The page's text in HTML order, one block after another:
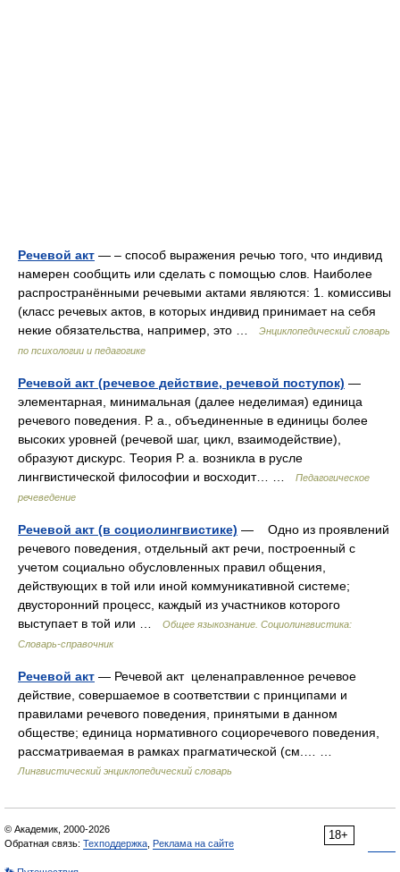
Речевой акт — – способ выражения речью того, что индивид
намерен сообщить или сделать с помощью слов. Наиболее
распространёнными речевыми актами являются: 1. комиссивы
(класс речевых актов, в которых индивид принимает на себя
некие обязательства, например, это …
Энциклопедический словарь
по психологии и педагогике
Речевой акт (речевое действие, речевой поступок) —
элементарная, минимальная (далее неделимая) единица
речевого поведения. Р. а., объединенные в единицы более
высоких уровней (речевой шаг, цикл, взаимодействие),
образуют дискурс. Теория Р. а. возникла в русле
лингвистической философии и восходит… …
Педагогическое
речеведение
Речевой акт (в социолингвистике) — Одно из проявлений
речевого поведения, отдельный акт речи, построенный с
учетом социально обусловленных правил общения,
действующих в той или иной коммуникативной системе;
двусторонний процесс, каждый из участников которого
выступает в той или …
Общее языкознание. Социолингвистика:
Словарь-справочник
Речевой акт — Речевой акт целенаправленное речевое
действие, совершаемое в соответствии с принципами и
правилами речевого поведения, принятыми в данном
обществе; единица нормативного социоречевого поведения,
рассматриваемая в рамках прагматической (см.… …
Лингвистический энциклопедический словарь
18+
© Академик, 2000-2026
Обратная связь: Техподдержка Реклама на сайте